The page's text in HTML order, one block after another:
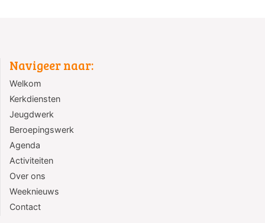
Navigeer naar:
Welkom
Kerkdiensten
Jeugdwerk
Beroepingswerk
Agenda
Activiteiten
Over ons
Weeknieuws
Contact